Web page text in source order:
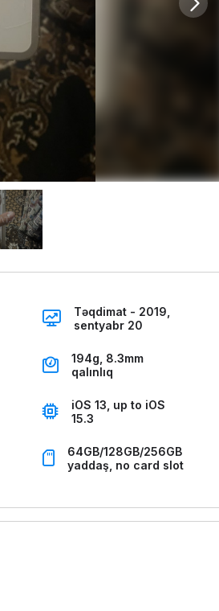
Təqdimat - 2019,
sentyabr 20
194g, 8.3mm
qalınlıq
iOS 13, up to iOS
15.3
64GB/128GB/256GB
yaddaş, no card slot